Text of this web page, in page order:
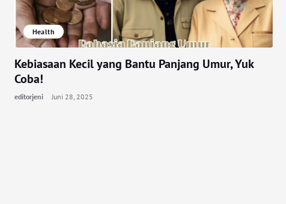
Health
Kebiasaan Kecil yang Bantu Panjang Umur, Yuk
Coba!
editorjeni Juni 28, 2025